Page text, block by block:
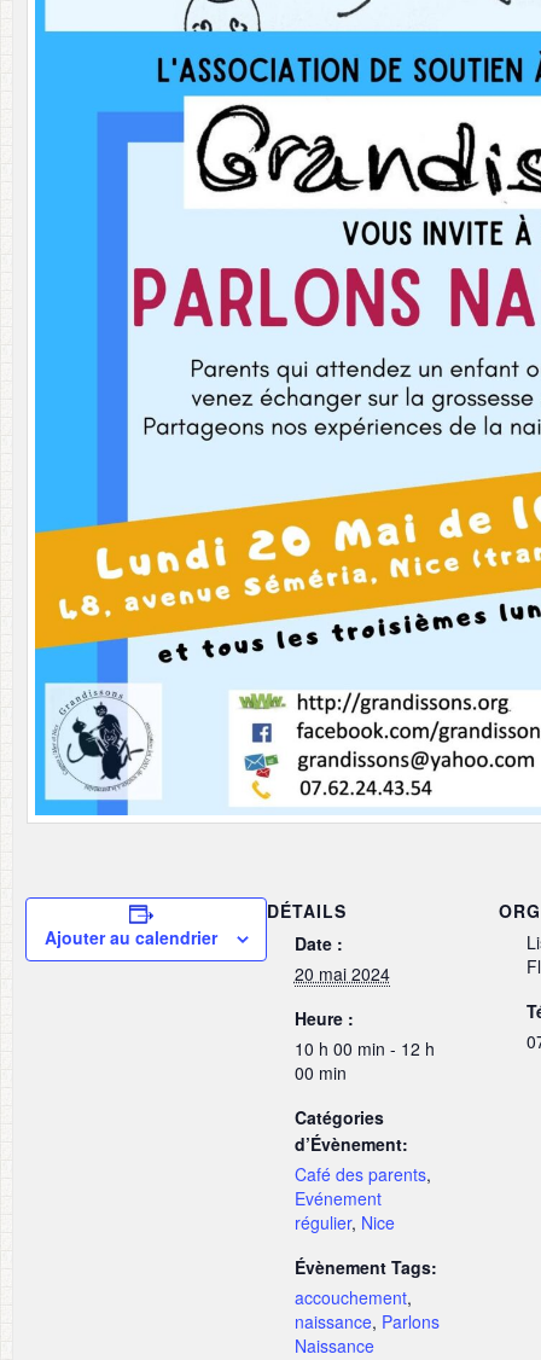
Ajouter au calendrier
DÉTAILS
Date :
20 mai 2024
Heure :
10 h 00 min - 12 h
00 min
Catégories
d’Évènement:
Café des parents,
Evénement
régulier, Nice
Évènement Tags:
accouchement,
naissance, Parlons
Naissance